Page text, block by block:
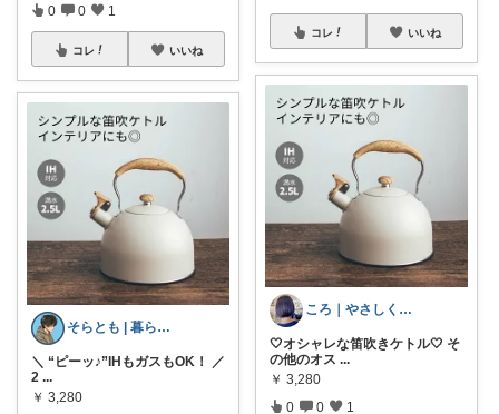
0 0 1
コレ いいね
そらとも | 暮らしItem🕊️朝コレ
＼ “ピーッ♪”IHもガスもOK！ ／
2 ...
￥ 3,280
コレ いいね
ころ｜やさしく整う暮らしの道具🌿
🤍オシャレな笛吹きケトル🤍 そ
の他のオス ...
￥ 3,280
0 0 1